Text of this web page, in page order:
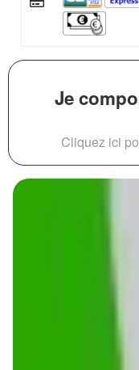
Je
Cliquez ici